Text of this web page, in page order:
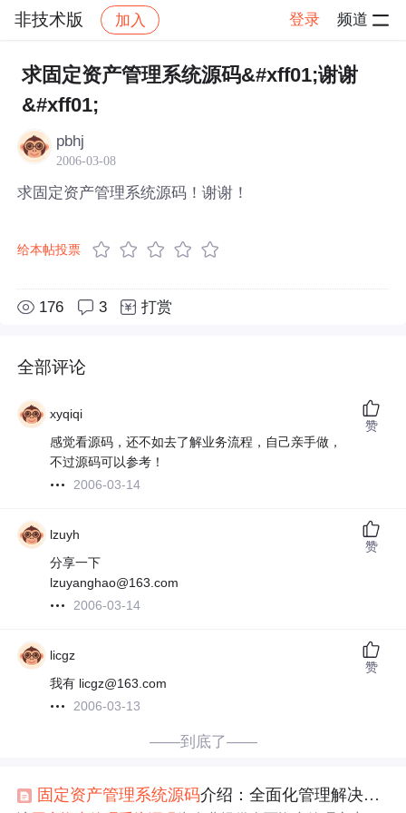
非技术版 加入 登录 频道
社区 非技术版 帖子详情
求固定资产管理系统源码&#xff01;谢谢
&#xff01;
pbhj
2006-03-08
求固定资产管理系统源码！谢谢！
给本帖投票
176 3 打赏
全部评论
xyqiqi
感觉看源码，还不如去了解业务流程，自己亲手做，
不过源码可以参考！
2006-03-14
赞
lzuyh
分享一下
lzuyanghao@163.com
2006-03-14
赞
licgz
我有 licgz@163.com
2006-03-13
赞
——到底了——
固定资产管理系统源码介绍：全面化管理解决方案